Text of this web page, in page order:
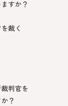
すか？
裁く
判官を
？